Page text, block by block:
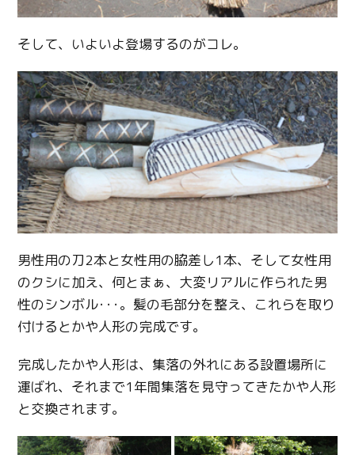
そして、いよいよ登場するのがコレ。
男性用の刀2本と女性用の脇差し1本、そして女性用
のクシに加え、何とまぁ、大変リアルに作られた男
性のシンボル･･･。髪の毛部分を整え、これらを取り
付けるとかや人形の完成です。
完成したかや人形は、集落の外れにある設置場所に
運ばれ、それまで1年間集落を見守ってきたかや人形
と交換されます。
Twitter
Facebook
Line
Copy URL